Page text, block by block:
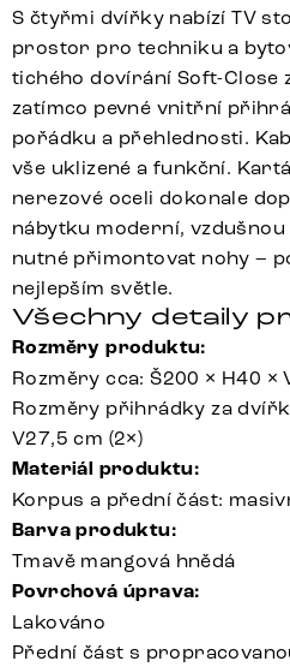
S čtyřmi dvířky nabízí TV
prostor pro techniku a
tichého dovírání Soft-Close
zatímco pevné vnitřní
pořádku a přehlednosti.
vše uklizené a funkční.
nerezové oceli dokonale
nábytku moderní,
nutné přimontovat nohy –
nejlepším světle.
Všechny detaily
Rozměry produktu:
Rozměry cca: Š200 × H40 ×
Rozměry přihrádky za
V27,5 cm (2×)
Materiál produktu:
Korpus a přední část:
Barva produktu:
Tmavě mangová hnědá
Povrchová úprava:
Lakováno
Přední část s